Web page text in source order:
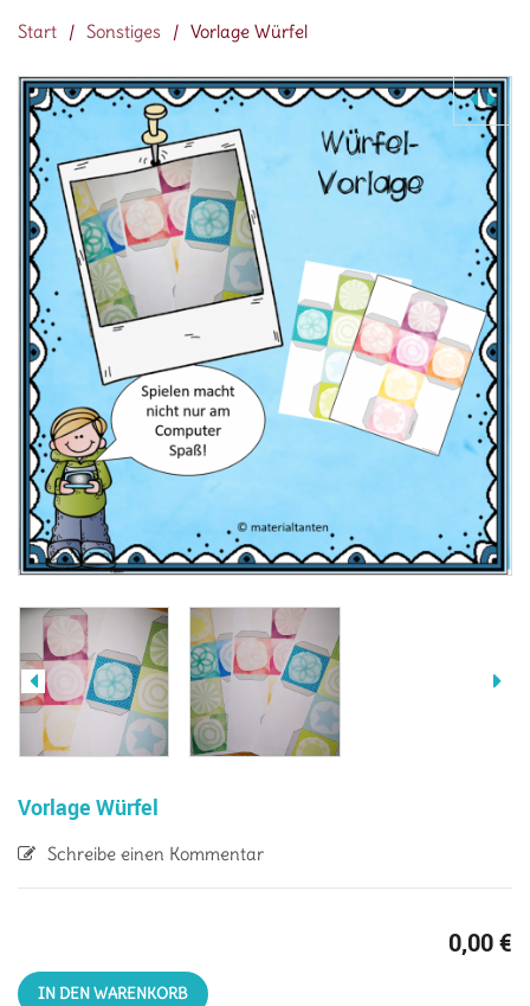
Start / Sonstiges / Vorlage Würfel
Vorlage Würfel
Schreibe einen Kommentar
0,00€
IN DEN WARENKORB